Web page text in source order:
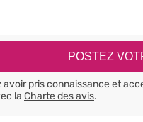
pris connaissance et
la Charte des avis.